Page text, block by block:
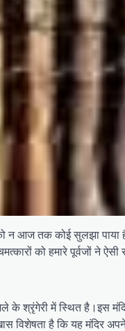
न आज तक कोई सुलझा
को हमारे पूर्वजों ने
श्रृंगेरी में स्थित है।इस
है कि यह मंदिर अपने